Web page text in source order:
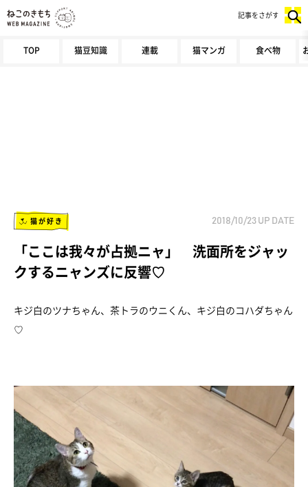
TOP 猫豆知識 連載 猫マンガ 食べ物
記事をさがす
猫が好き 2018/10/23 UP DATE
「ここは我々が占拠ニャ」 洗面所をジャッ
クするニャンズに反響♡
キジ白のツナちゃん、茶トラのウニくん、キジ白のコハダちゃん
♡